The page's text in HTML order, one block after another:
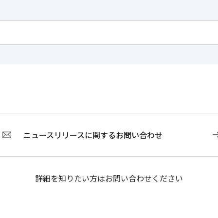
ニュースリリースに関するお問い合わせ
詳細を知りたい方はお問い合わせください